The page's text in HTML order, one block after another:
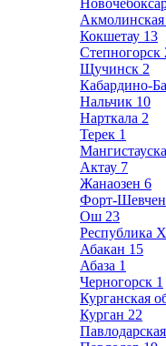
Акмолинская
Кокшетау 13
Степногорск
Щучинск 2
Кабардино-
Нальчик 10
Нарткала 2
Терек 1
Актау 7
Жанаозен 6
Форт-
Ош 23
Республика
Абакан 15
Абаза 1
Черногорск 1
Курганская
Курган 22